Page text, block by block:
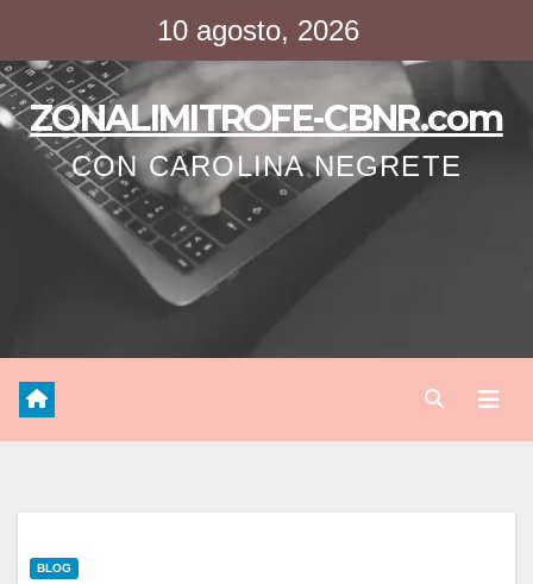
contenido
10 agosto, 2026
ZONALIMITROFE-CBNR.com
CON CAROLINA NEGRETE
BLOG